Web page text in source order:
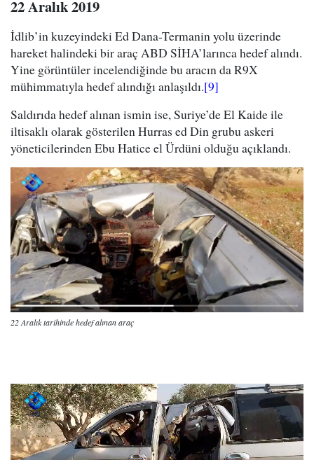
22 Aralık 2019
İdlib’in kuzeyindeki Ed Dana-Termanin yolu üzerinde
hareket halindeki bir araç ABD SİHA’larınca hedef alındı.
Yine görüntüler incelendiğinde bu aracın da R9X
mühimmatıyla hedef alındığı anlaşıldı.[9]
Saldırıda hedef alınan ismin ise, Suriye’de El Kaide ile
iltisaklı olarak gösterilen Hurras ed Din grubu askeri
yöneticilerinden Ebu Hatice el Ürdüni olduğu açıklandı.
22 Aralık tarihinde hedef alınan araç